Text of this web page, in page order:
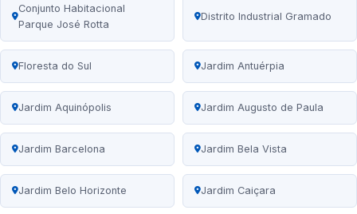
Conjunto Habitacional
Parque José Rotta
Distrito Industrial Gramado
Floresta do Sul Jardim Antuérpia
Jardim Aquinópolis Jardim Augusto de Paula
Jardim Barcelona Jardim Bela Vista
Jardim Belo Horizonte Jardim Caiçara